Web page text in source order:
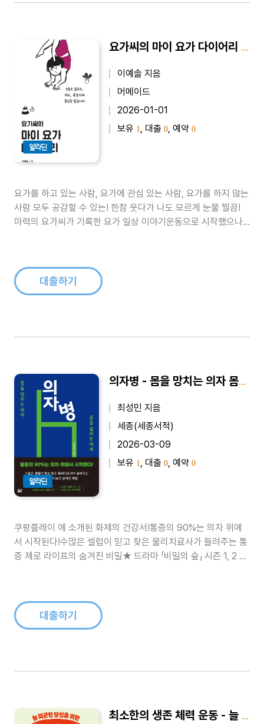
알라딘
요가씨의 마이 요가 다이어리 - 오늘도 굽히고, 펴고, 흔들리며 중심을 찾습니다
이예솔 지음
머메이드
2026-01-01
보유 1 , 대출 0 , 예약 0
요가를 하고 있는 사람, 요가에 관심 있는 사람, 요가를 하지 않는
사람 모두 공감할 수 있는! 한참 웃다가 나도 모르게 눈물 찔끔!
마력의 요가씨가 기록한 요가 일상 이야기운동으로 시작했으나,
했다. 하..대출하기
알라딘
의자병 - 몸을 망치는 의자 몸을 살리는 자세
최성민 지음
세종(세종서적)
2026-03-09
보유 1 , 대출 0 , 예약 0
쿠팡플레이 에 소개된 화제의 건강서!통증의 90%는 의자 위에
서 시작된다!수많은 셀럽이 믿고 찾은 물리치료사가 들려주는 통
증 제로 라이프의 숨겨진 비밀★ 드라마 「비밀의 숲」 시즌 1, 2 작
기’ ..
대출하기
최소한의 생존 체력 운동 - 늘 피곤한 당신을 위한